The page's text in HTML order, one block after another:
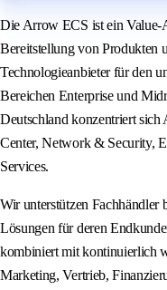
Die Arrow ECS ist ein
Bereitstellung von Produkten
Technologieanbieter für den
Bereichen Enterprise und
Deutschland konzentriert
Center, Network & Security,
Services.
Wir unterstützen Fachhändler
Lösungen für deren
kombiniert mit kontinuierlich
Marketing, Vertrieb,